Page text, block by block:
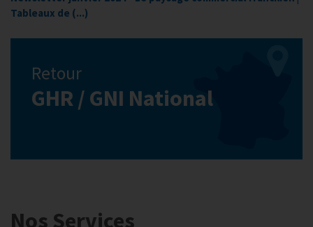
Tableaux de (...)
Retour
GHR / GNI National
Nos Services